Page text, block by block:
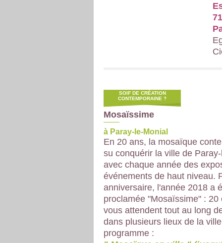
SOIF DE CRÉATION
CONTEMPORAINE ?
Mosaïssime
à Paray-le-Monial
En 20 ans, la mosaïque
su conquérir la ville de
avec chaque année des
événements de haut niveau.
anniversaire, l'année 2018 a
proclamée "Mosaïssime" : 20
vous attendent tout au long
dans plusieurs lieux de la
programme :